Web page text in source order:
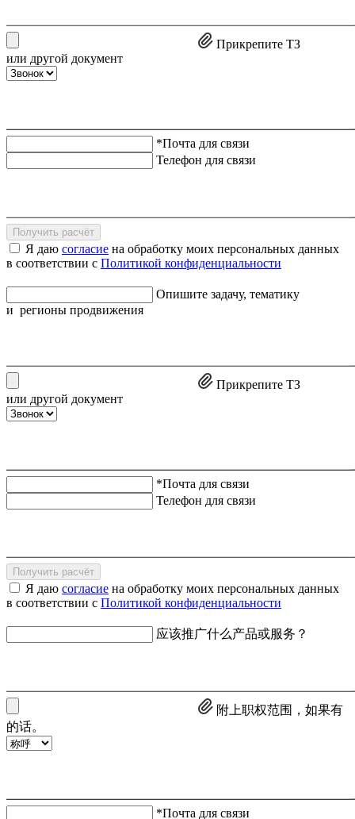
Прикрепите ТЗ
или другой документ
*Почта для связи
Телефон для связи
Получить расчёт
Я даю согласие на обработку моих персональных данных
в соответствии с Политикой конфиденциальности
Опишите задачу, тематику
и регионы продвижения
Прикрепите ТЗ
или другой документ
*Почта для связи
Телефон для связи
Получить расчёт
Я даю согласие на обработку моих персональных данных
в соответствии с Политикой конфиденциальности
应该推广什么产品或服务？
附上职权范围，如果有
的话。
*Почта для связи